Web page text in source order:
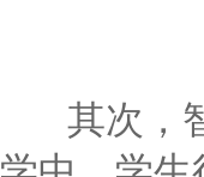
其次，智